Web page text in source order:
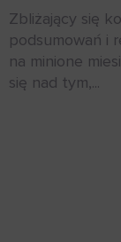
Zbliżający się
podsumowań i
na minione
się nad tym,...